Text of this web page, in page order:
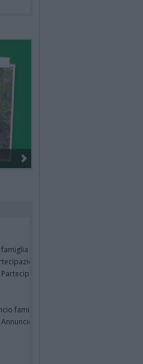
famiglia
famiglia